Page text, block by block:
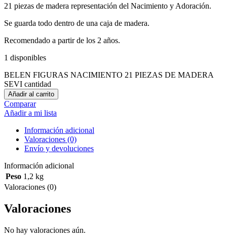
21 piezas de madera representación del Nacimiento y Adoración.
Se guarda todo dentro de una caja de madera.
Recomendado a partir de los 2 años.
1 disponibles
BELEN FIGURAS NACIMIENTO 21 PIEZAS DE MADERA
SEVI cantidad
Añadir al carrito
Comparar
Añadir a mi lista
Información adicional
Valoraciones (0)
Envío y devoluciones
Información adicional
Peso 1,2 kg
Valoraciones (0)
Valoraciones
No hay valoraciones aún.